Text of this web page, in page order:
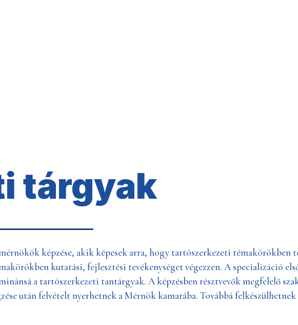
tárgyak
képzése, akik képesek arra, hogy tartószerkezeti
kutatási, fejlesztési tevékenységet végezzen. A specializáció
a tartószerkezeti tantárgyak. A képzésben résztvevők megfelelő
után felvételt nyerhetnek a Mérnök kamarába. Továbbá felkészülhetnek